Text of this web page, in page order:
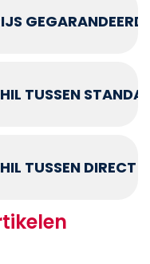
TUSSEN
TUSSEN DIRECT